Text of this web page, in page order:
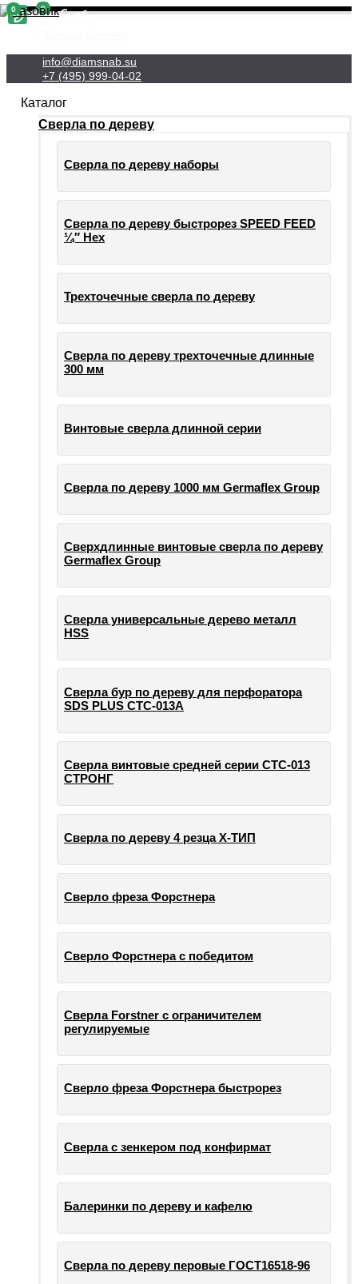
info@diamsnab.su
+7 (495) 999-04-02
0
Каталог
Сверла по дереву
Сверла по дереву наборы
Сверла по дереву быстрорез SPEED FEED
¼″ Hex
Трехточечные сверла по дереву
Сверла по дереву трехточечные длинные
300 мм
Винтовые сверла длинной серии
Сверла по дереву 1000 мм Germaflex Group
Сверхдлинные винтовые сверла по дереву
Germaflex Group
Сверла универсальные дерево металл
HSS
Cверла бур по дереву для перфоратора
SDS PLUS СТС-013А
Сверла винтовые средней серии СТС-013
СТРОНГ
Сверла по дереву 4 резца Х-ТИП
Сверло фреза Форстнера
Сверло Форстнера с победитом
Сверла Forstner с ограничителем
регулируемые
Сверло фреза Форстнера быстрорез
Сверла с зенкером под конфирмат
Балеринки по дереву и кафелю
Сверла по дереву перовые ГОСТ16518-96
0